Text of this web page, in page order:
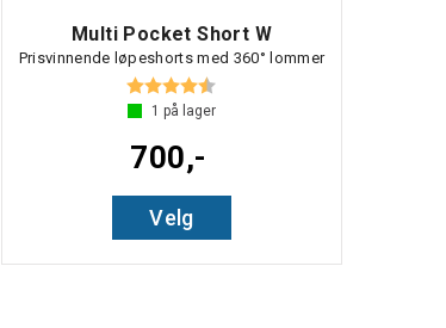
Multi Pocket Short W
Prisvinnende løpeshorts med 360° lommer
Karakter:
1 på lager
700,-
Velg